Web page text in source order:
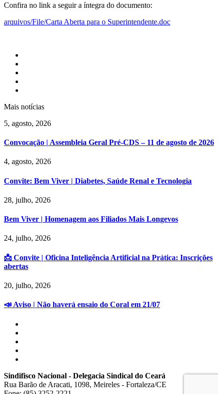
Confira no link a seguir a íntegra do documento:
arquivos/File/Carta Aberta para o Superintendente.doc
Mais notícias
5, agosto, 2026
Convocação | Assembleia Geral Pré-CDS – 11 de agosto de 2026
4, agosto, 2026
Convite: Bem Viver | Diabetes, Saúde Renal e Tecnologia
28, julho, 2026
Bem Viver | Homenagem aos Filiados Mais Longevos
24, julho, 2026
📩 Convite | Oficina Inteligência Artificial na Prática: Inscrições
abertas
20, julho, 2026
📣 Aviso | Não haverá ensaio do Coral em 21/07
Sindifisco Nacional - Delegacia Sindical do Ceará
Rua Barão de Aracati, 1098, Meireles - Fortaleza/CE